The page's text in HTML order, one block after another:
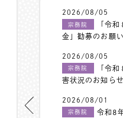
2026/08/05
宗務院
「令
金」勧募のお願い
2026/08/05
宗務院
「令
害状況のお知らせ
2026/08/01
宗務院
令和8